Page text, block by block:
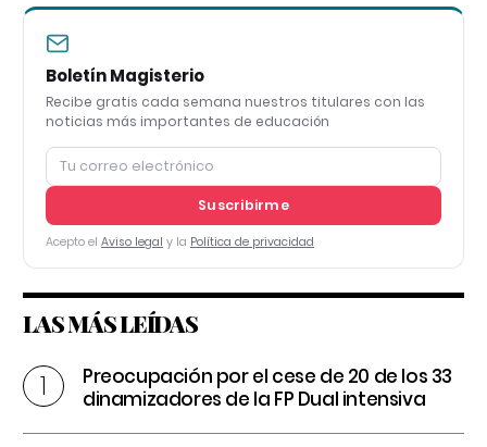
Boletín Magisterio
Recibe gratis cada semana nuestros titulares con las
noticias más importantes de educación
Suscribirme
Acepto el Aviso legal y la Política de privacidad
LAS MÁS LEÍDAS
Preocupación por el cese de 20 de los 33
dinamizadores de la FP Dual intensiva